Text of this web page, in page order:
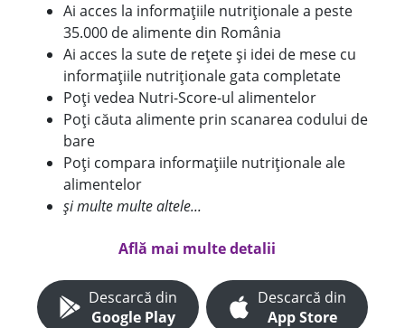
Ai acces la informațiile nutriționale a peste
35.000 de alimente din România
Ai acces la sute de rețete și idei de mese cu
informațiile nutriționale gata completate
Poți vedea Nutri-Score-ul alimentelor
Poți căuta alimente prin scanarea codului de
bare
Poți compara informațiile nutriționale ale
alimentelor
și multe multe altele...
Află mai multe detalii
Descarcă din
Google Play
Descarcă din
App Store